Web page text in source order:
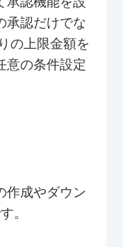
承認だけでな
の上限金額を
意の条件設定
作成やダウン
。